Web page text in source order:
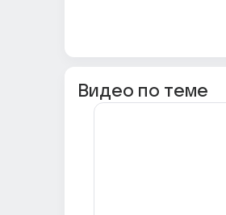
Видео по теме